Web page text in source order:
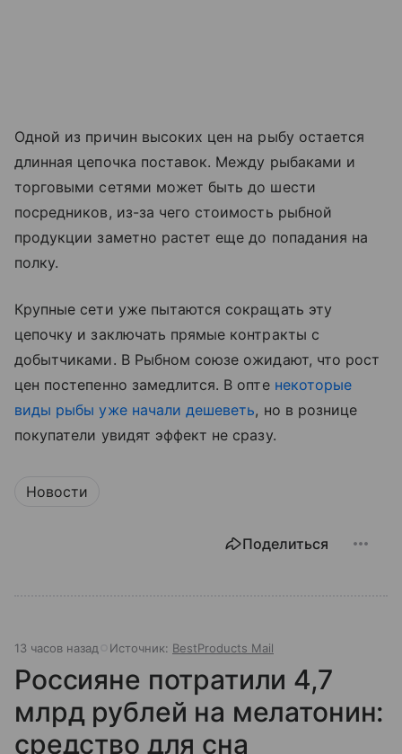
Одной из причин высоких цен на рыбу остается
длинная цепочка поставок. Между рыбаками и
торговыми сетями может быть до шести
посредников, из-за чего стоимость рыбной
продукции заметно растет еще до попадания на
полку.
Крупные сети уже пытаются сокращать эту
цепочку и заключать прямые контракты с
добытчиками. В Рыбном союзе ожидают, что рост
цен постепенно замедлится. В опте некоторые
виды рыбы уже начали дешеветь, но в рознице
покупатели увидят эффект не сразу.
Новости
Поделиться
13 часов назад Источник: BestProducts Mail
Россияне потратили 4,7
млрд рублей на мелатонин:
средство для сна